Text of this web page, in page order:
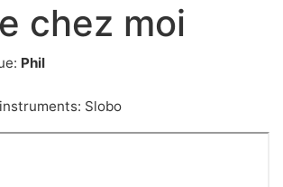
chez moi
Phil
Slobo